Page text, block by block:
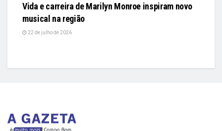
Vida e carreira de Marilyn Monroe inspiram novo
musical na região
22 de julho de 2026